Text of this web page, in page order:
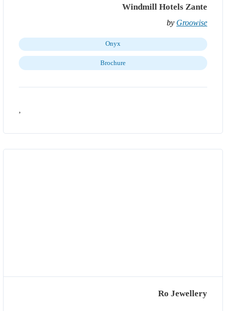
Windmill Hotels Zante
by Groowise
Onyx
Brochure
,
Ro Jewellery